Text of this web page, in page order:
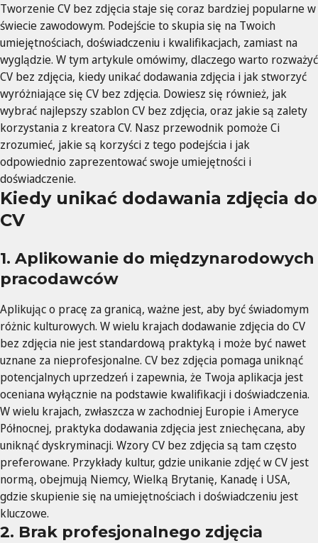
Tworzenie CV bez zdjęcia staje się coraz bardziej popularne w
świecie zawodowym. Podejście to skupia się na Twoich
umiejętnościach, doświadczeniu i kwalifikacjach, zamiast na
wyglądzie. W tym artykule omówimy, dlaczego warto rozważyć
CV bez zdjęcia, kiedy unikać dodawania zdjęcia i jak stworzyć
wyróżniające się CV bez zdjęcia. Dowiesz się również, jak
wybrać najlepszy szablon CV bez zdjęcia, oraz jakie są zalety
korzystania z kreatora CV. Nasz przewodnik pomoże Ci
zrozumieć, jakie są korzyści z tego podejścia i jak
odpowiednio zaprezentować swoje umiejętności i
doświadczenie.
Kiedy unikać dodawania zdjęcia do
CV
1. Aplikowanie do międzynarodowych
pracodawców
Aplikując o pracę za granicą, ważne jest, aby być świadomym
różnic kulturowych. W wielu krajach dodawanie zdjęcia do CV
bez zdjęcia nie jest standardową praktyką i może być nawet
uznane za nieprofesjonalne. CV bez zdjęcia pomaga uniknąć
potencjalnych uprzedzeń i zapewnia, że Twoja aplikacja jest
oceniana wyłącznie na podstawie kwalifikacji i doświadczenia.
W wielu krajach, zwłaszcza w zachodniej Europie i Ameryce
Północnej, praktyka dodawania zdjęcia jest zniechęcana, aby
uniknąć dyskryminacji. Wzory CV bez zdjęcia są tam często
preferowane. Przykłady kultur, gdzie unikanie zdjęć w CV jest
normą, obejmują Niemcy, Wielką Brytanię, Kanadę i USA,
gdzie skupienie się na umiejętnościach i doświadczeniu jest
kluczowe.
2. Brak profesjonalnego zdjęcia